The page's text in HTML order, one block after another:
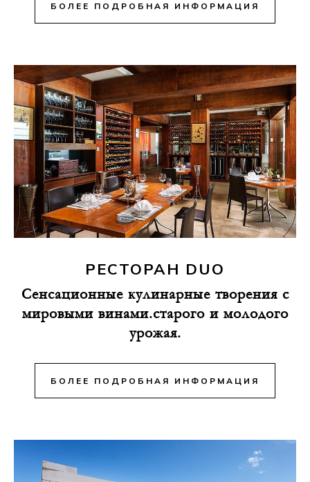
БОЛЕЕ ПОДРОБНАЯ ИНФОРМАЦИЯ
РЕСТОРАН DUO
Сенсационные кулинарные творения с
мировыми винами.старого и молодого
урожая.
БОЛЕЕ ПОДРОБНАЯ ИНФОРМАЦИЯ